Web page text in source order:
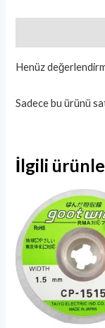
Henüz
Sadece bu ürünü
İlgili